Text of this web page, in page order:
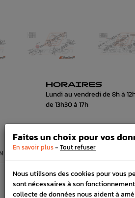
HORAIRES
Lundi au vendredi de 8h à
de 13h30 à 17h
VÉHICULES COMPATIBLE
Faites un choix pour vos
En savoir plus- Tout refuser
Nous utilisons des cookies pour vous
sont nécessaires à son
collecte de données nous aident à